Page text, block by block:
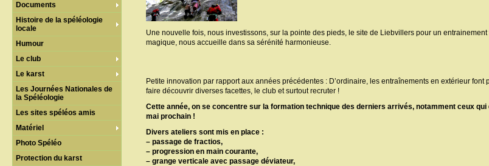
Une nouvelle fois, nous investissons, sur la pointe des pieds, le site de Liebvillers pour un
magique, nous accueille dans sa sérénité harmonieuse.
Petite innovation par rapport aux années précédentes : D’ordinaire, les entraînements en extérieur
faire découvrir diverses facettes, le club et surtout recruter !
Cette année, on se concentre sur la formation technique des derniers arrivés, notamment ceux
mai prochain !
Divers ateliers sont mis en place :
– passage de fractios,
– progression en main courante,
– grange verticale avec passage déviateur,
Documents
Histoire de la spéléologie
locale
Humour
Le club
Le karst
Les Journées Nationales de
la Spéléologie
Les sites spéléos amis
Matériel
Photo Spéléo
Protection du karst